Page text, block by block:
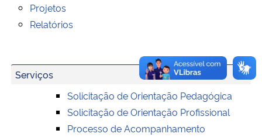
Projetos
Relatórios
Serviços
Solicitação de Orientação Pedagógica
Solicitação de Orientação Profissional
Processo de Acompanhamento